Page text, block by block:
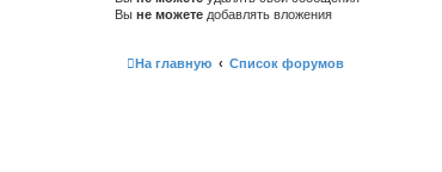
Вы не можете добавлять вложения
На главную Список форумов